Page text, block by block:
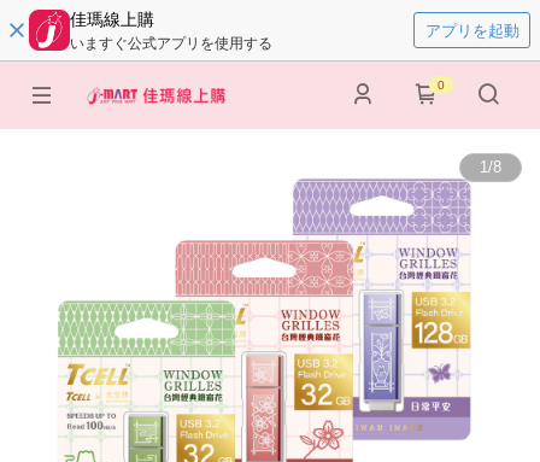
佳瑪線上購
いますぐ公式アプリを使用する
アプリを起動
0
1/8